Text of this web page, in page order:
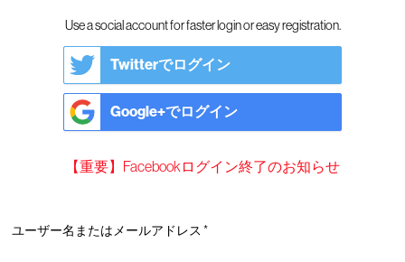
Use a social account for faster login or easy registration.
Twitterでログイン
Google+でログイン
【重要】Facebookログイン終了のお知らせ
ユーザー名またはメールアドレス*必